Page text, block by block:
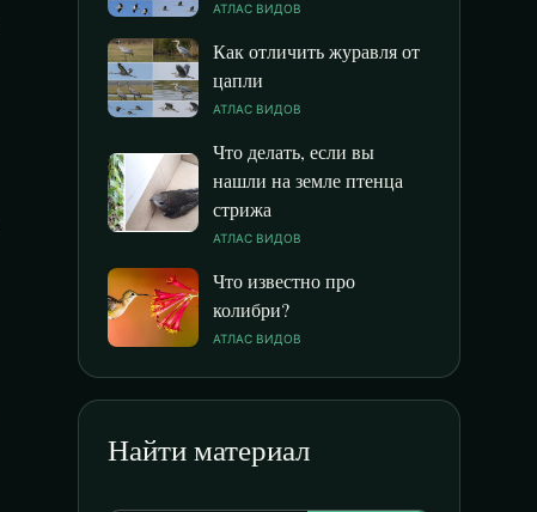
АТЛАС ВИДОВ
Как отличить журавля от
цапли
АТЛАС ВИДОВ
Что делать, если вы
нашли на земле птенца
стрижа
АТЛАС ВИДОВ
Что известно про
колибри?
АТЛАС ВИДОВ
Найти материал